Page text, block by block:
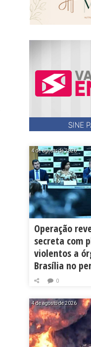
4 de agosto de 2026
Operação
secreta com
violentos a
Brasília no
0
4 de agosto de 2026